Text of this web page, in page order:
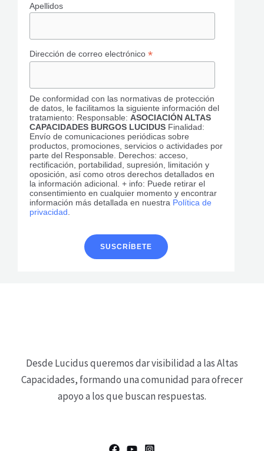
Apellidos
Dirección de correo electrónico *
De conformidad con las normativas de protección
de datos, le facilitamos la siguiente información del
tratamiento: Responsable: ASOCIACIÓN ALTAS
CAPACIDADES BURGOS LUCIDUS Finalidad:
Envío de comunicaciones periódicas sobre
productos, promociones, servicios o actividades por
parte del Responsable. Derechos: acceso,
rectificación, portabilidad, supresión, limitación y
oposición, así como otros derechos detallados en
la información adicional. + info: Puede retirar el
consentimiento en cualquier momento y encontrar
información más detallada en nuestra Política de
privacidad.
Desde Lucidus queremos dar visibilidad a las Altas
Capacidades, formando una comunidad para ofrecer
apoyo a los que buscan respuestas.